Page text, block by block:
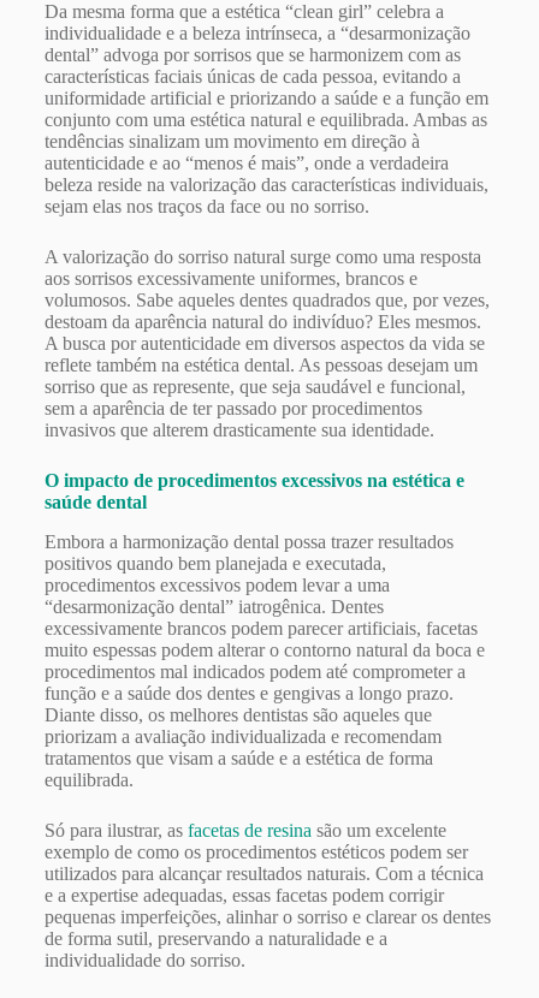
Da mesma forma que a estética “clean girl” celebra a
individualidade e a beleza intrínseca, a “desarmonização
dental” advoga por sorrisos que se harmonizem com as
características faciais únicas de cada pessoa, evitando a
uniformidade artificial e priorizando a saúde e a função em
conjunto com uma estética natural e equilibrada. Ambas as
tendências sinalizam um movimento em direção à
autenticidade e ao “menos é mais”, onde a verdadeira
beleza reside na valorização das características individuais,
sejam elas nos traços da face ou no sorriso.
A valorização do sorriso natural surge como uma resposta
aos sorrisos excessivamente uniformes, brancos e
volumosos. Sabe aqueles dentes quadrados que, por vezes,
destoam da aparência natural do indivíduo? Eles mesmos.
A busca por autenticidade em diversos aspectos da vida se
reflete também na estética dental. As pessoas desejam um
sorriso que as represente, que seja saudável e funcional,
sem a aparência de ter passado por procedimentos
invasivos que alterem drasticamente sua identidade.
O impacto de procedimentos excessivos na estética e
saúde dental
Embora a harmonização dental possa trazer resultados
positivos quando bem planejada e executada,
procedimentos excessivos podem levar a uma
“desarmonização dental” iatrogênica. Dentes
excessivamente brancos podem parecer artificiais, facetas
muito espessas podem alterar o contorno natural da boca e
procedimentos mal indicados podem até comprometer a
função e a saúde dos dentes e gengivas a longo prazo.
Diante disso, os melhores dentistas são aqueles que
priorizam a avaliação individualizada e recomendam
tratamentos que visam a saúde e a estética de forma
equilibrada.
Só para ilustrar, asfacetas de resina são um excelente
exemplo de como os procedimentos estéticos podem ser
utilizados para alcançar resultados naturais. Com a técnica
e a expertise adequadas, essas facetas podem corrigir
pequenas imperfeições, alinhar o sorriso e clarear os dentes
de forma sutil, preservando a naturalidade e a
individualidade do sorriso.